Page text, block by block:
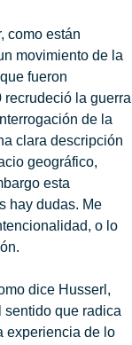
como están
movimiento de la
fueron
la guerra
de la
clara descripción
geográfico,
esta
hay dudas. Me
o lo
dice Husserl,
sentido que radica
experiencia de lo